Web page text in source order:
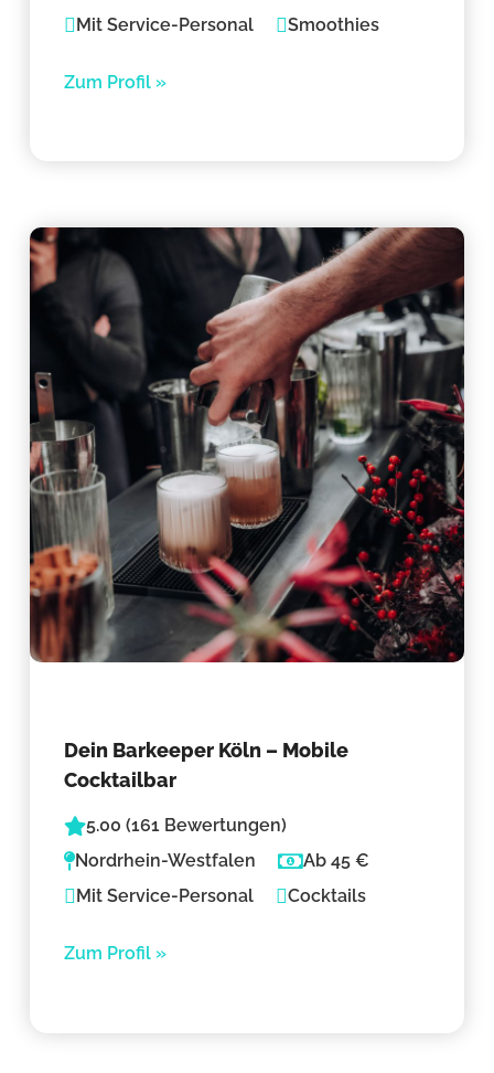
Mit Service-Personal
Smoothies
Zum Profil »
Dein Barkeeper Köln – Mobile
Cocktailbar
5.00 (161 Bewertungen)
Nordrhein-Westfalen
Ab 45 €
Mit Service-Personal
Cocktails
Zum Profil »